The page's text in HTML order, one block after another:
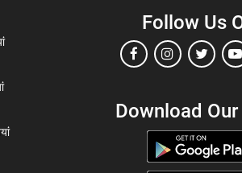
Follow Us
Download Our